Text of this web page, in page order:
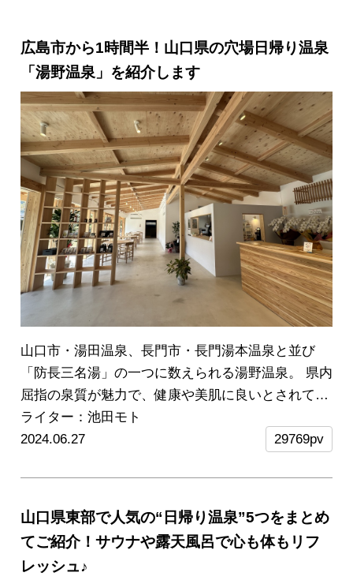
広島市から1時間半！山口県の穴場日帰り温泉
「湯野温泉」を紹介します
山口市・湯田温泉、長門市・長門湯本温泉と並び
「防長三名湯」の一つに数えられる湯野温泉。
県内
屈指の泉質が魅力で、健康や美肌に良いとされてい
ます。 老舗旅館が中心の湯野温泉ですが、近年、新
施設のオープンやリニューアルでもっと湯めぐりが
野温泉に来たら必ず行きたい3つのスポットをピッ
食事つき入浴プランなど盛りだくさん！さらに山口
県グルメが堪能できるランチやスイーツまでご紹介
します。ぜひ湯めぐりの参考にしてくださいね。
ライター：池田モト
2024.06.27
29769pv
山口県東部で人気の“日帰り温泉”5つをまとめ
てご紹介！サウナや露天風呂で心も体もリフ
レッシュ♪